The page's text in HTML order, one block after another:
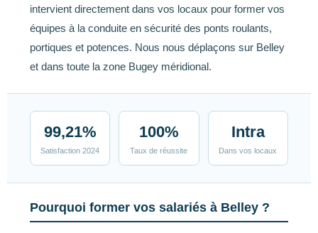
intervient directement dans vos locaux pour former vos
équipes à la conduite en sécurité des ponts roulants,
portiques et potences. Nous nous déplaçons sur Belley
et dans toute la zone Bugey méridional.
99,21%
Satisfaction 2024
100%
Taux de réussite
Intra
Dans vos locaux
Pourquoi former vos salariés à Belley ?